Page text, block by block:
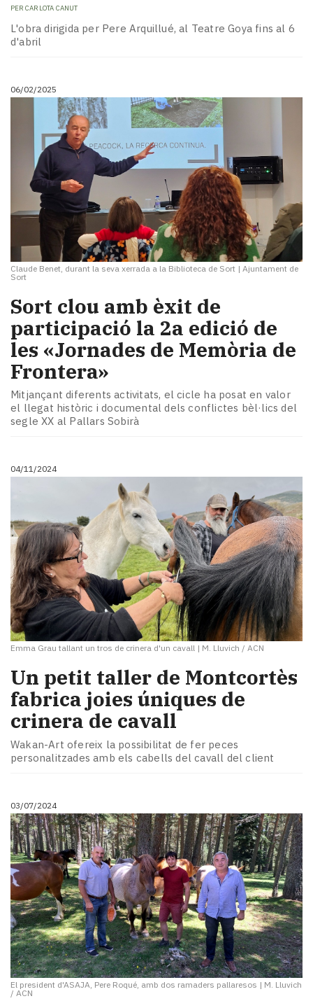
PER CARLOTA CANUT
L'obra dirigida per Pere Arquillué, al Teatre Goya fins al 6
d'abril
06/02/2025
Claude Benet, durant la seva xerrada a la Biblioteca de Sort | Ajuntament de
Sort
Sort clou amb èxit de
participació la 2a edició de
les «Jornades de Memòria de
Frontera»
Mitjançant diferents activitats, el cicle ha posat en valor
el llegat històric i documental dels conflictes bèl·lics del
segle XX al Pallars Sobirà
04/11/2024
Emma Grau tallant un tros de crinera d'un cavall | M. Lluvich / ACN
Un petit taller de Montcortès
fabrica joies úniques de
crinera de cavall
Wakan-Art ofereix la possibilitat de fer peces
personalitzades amb els cabells del cavall del client
03/07/2024
El president d'ASAJA, Pere Roqué, amb dos ramaders pallaresos | M. Lluvich
/ ACN